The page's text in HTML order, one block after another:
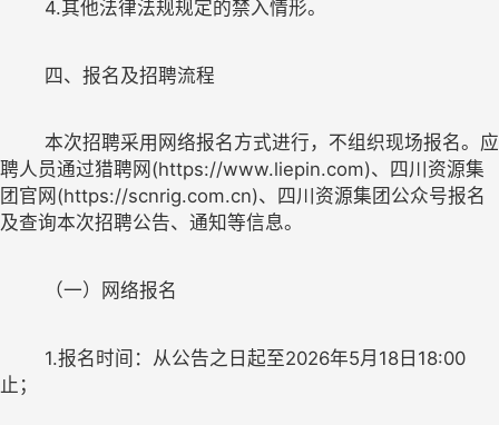
4.其他法律法规规定的禁入情形。
本次招聘采用网络报名方式进行，不组织现场报名。 应
聘人员通过猎聘网 (https://www.liepin.com)、四川资源集
团官网(https://scnrig.com.cn)、四川资源集团公众号报名
及查询本次招聘公告、通知等信息。
	1.
报名时间：从公告之日起至2026年5月 18日 18:00
止